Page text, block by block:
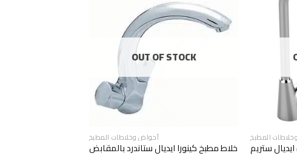
OUT OF STOCK
أحواض وخلاطات المطبخ
خلاط مطبخ كينورا ايديال ستاندرد بالمقابض
المطبخ
ستريم